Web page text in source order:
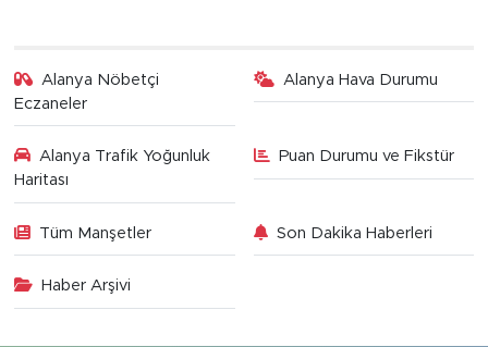
Alanya Nöbetçi
Eczaneler
Alanya Hava Durumu
Alanya Trafik Yoğunluk
Haritası
Puan Durumu ve Fikstür
Tüm Manşetler Son Dakika Haberleri
Haber Arşivi